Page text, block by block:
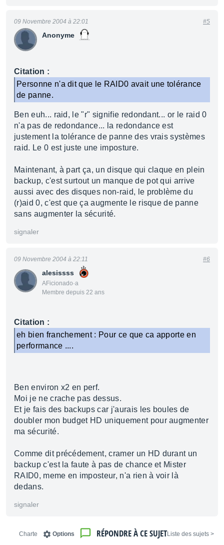
Anonyme
09 Novembre 2004 à 22:01 #5
Citation :
Personne n'a dit que le RAID0 avait une tolérance
de panne.
Ben euh... raid, le "r" signifie redondant... or le raid 0
n'a pas de redondance... la redondance est
justement la tolérance de panne des vrais systèmes
raid. Le 0 est juste une imposture.
Maintenant, à part ça, un disque qui claque en plein
backup, c'est surtout un manque de pot qui arrive
aussi avec des disques non-raid, le problème du
(r)aid 0, c'est que ça augmente le risque de panne
sans augmenter la sécurité.
signaler
alesissss
AFicionado·a
Membre depuis 22 ans
09 Novembre 2004 à 22:11 #6
Citation :
eh bien franchement : Pour ce que ca apporte en
performance ....
Ben environ x2 en perf.
Moi je ne crache pas dessus.
Et je fais des backups car j'aurais les boules de
doubler mon budget HD uniquement pour augmenter
ma sécurité.
Comme dit précédement, cramer un HD durant un
backup c'est la faute à pas de chance et Mister
RAID0, meme en imposteur, n'a rien à voir là
dedans.
signaler
< Liste des sujets
RÉPONDRE À CE SUJET
Options
Charte